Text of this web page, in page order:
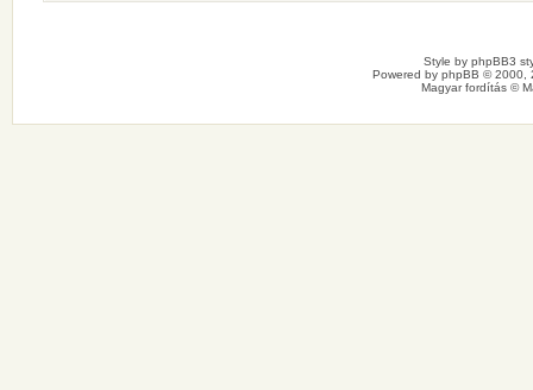
Style by phpBB3
Powered by phpBB © 2000,
Magyar fordítás ©